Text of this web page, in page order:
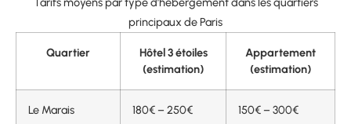
principaux de Paris
Quartier
Hôtel 3 étoiles
(estimation)
Appartement
(estimation)
Le Marais 180€ – 250€ 150€ – 300€